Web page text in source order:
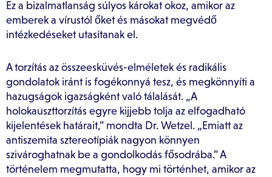
Ez a bizalmatlanság súlyos károkat okoz, amikor az
emberek a vírustól őket és másokat megvédő
intézkedéseket utasítanak el.
A torzítás az összeesküvés-elméletek és radikális
gondolatok iránt is fogékonnyá tesz, és megkönnyíti a
hazugságok igazságként való tálalását. „A
holokauszttorzítás egyre kijjebb tolja az elfogadható
kijelentések határait,” mondta Dr. Wetzel. „Emiatt az
antiszemita sztereotípiák nagyon könnyen
szivároghatnak be a gondolkodás fősodrába.” A
történelem megmutatta, hogy mi történhet, amikor az